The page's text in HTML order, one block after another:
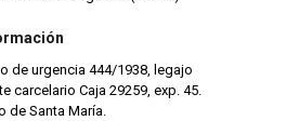
de urgencia 444/1938, legajo
carcelario Caja 29259, exp. 45.
de Santa María.